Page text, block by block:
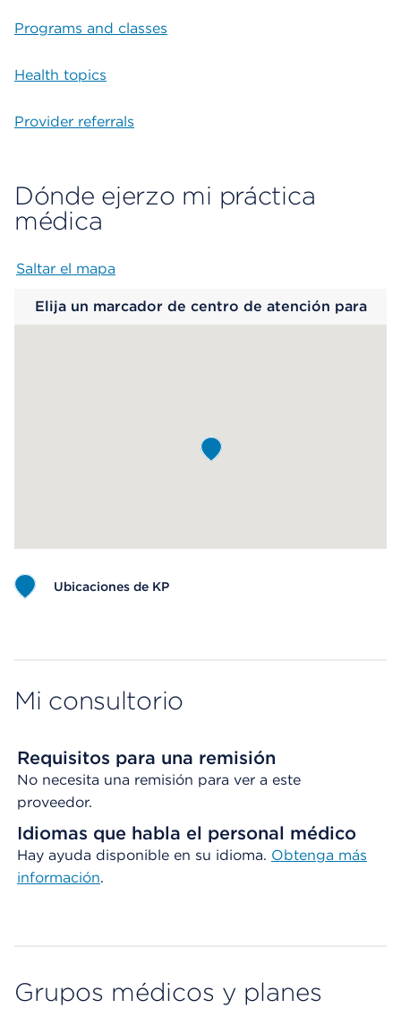
Programs and classes
Health topics
Provider referrals
Dónde ejerzo mi práctica
médica
Saltar el mapa
Elija un marcador de centro de atención para
Ubicaciones de KP
Mi consultorio
Requisitos para una remisión
No necesita una remisión para ver a este
proveedor.
Idiomas que habla el personal médico
Hay ayuda disponible en su idioma. Obtenga más
información.
Grupos médicos y planes